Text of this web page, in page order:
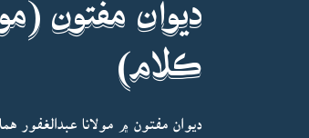
ديوان مفتون
ڪلام)
ديوان مفتون ۾ مولانا عبدالغفور